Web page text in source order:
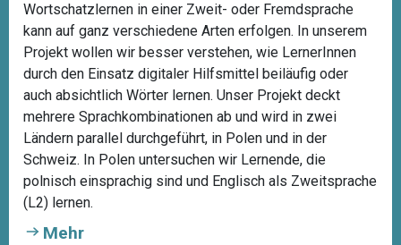
h
e
d
Wortschatzlernen in einer Zweit- oder Fremdsprache
kann auf ganz verschiedene Arten erfolgen. In unserem
Projekt wollen wir besser verstehen, wie LernerInnen
durch den Einsatz digitaler Hilfsmittel beiläufig oder
auch absichtlich Wörter lernen. Unser Projekt deckt
mehrere Sprachkombinationen ab und wird in zwei
Ländern parallel durchgeführt, in Polen und in der
Schweiz. In Polen untersuchen wir Lernende, die
polnisch einsprachig sind und Englisch als Zweitsprache
(L2) lernen.
Mehr